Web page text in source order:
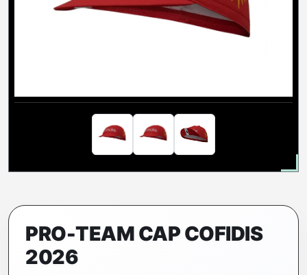
PRO-TEAM CAP COFIDIS
2026